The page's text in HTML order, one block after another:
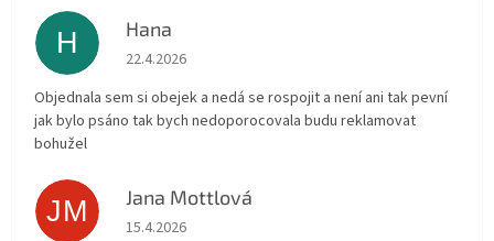
H Hana
Hodnocení obchodu je 5 z 5 hvězdiček.
22.4.2026
Objednala sem si obejek a nedá se rospojit a není ani tak pevní
jak bylo psáno tak bych nedoporocovala budu reklamovat
bohužel
JM Jana Mottlová
Hodnocení obchodu je 5 z 5 hvězdiček.
15.4.2026